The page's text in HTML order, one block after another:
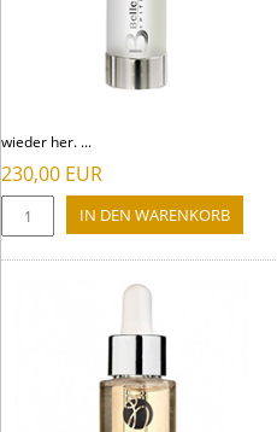
wieder her. ...
230,00 EUR